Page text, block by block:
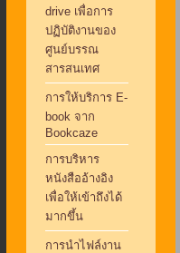
drive เพื่อการ
ปฏิบัติงานของ
ศูนย์บรรณ
สารสนเทศ
การให้บริการ E-
book จาก
Bookcaze
การบริหาร
หนังสืออ้างอิง
เพื่อให้เข้าถึงได้
มากขึ้น
การนำไฟล์งาน